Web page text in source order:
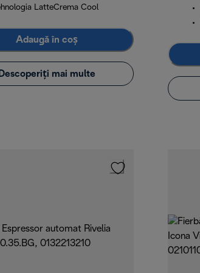
LatteCrema Cool
Adaugă în coș
mai multe